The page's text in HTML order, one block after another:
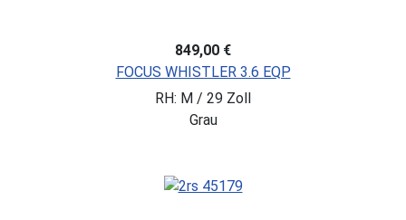
849,00 €
FOCUS WHISTLER 3.6 EQP
RH: M / 29 Zoll
Grau